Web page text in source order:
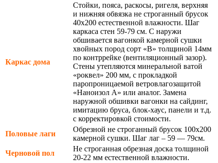
Каркас дома
Стойки, пояса, раскосы, ригеля, верхняя
и нижняя обвязка не строганный брусок
40х200 естественной влажности. Шаг
каркаса стен 59-79 см. С наружи
обшивается вагонкой камерной сушки
хвойных пород сорт «В» толщиной 14мм
по контррейке (вентиляционный зазор).
Стены утепляются минеральной ватой
«роквел» 200 мм, с прокладкой
паропроницаемой ветровлагозащитой
«Наноизол А» или аналог. Замена
наружной обшивки вагонки на сайдинг,
имитацию бруса, блок-хаус, панели и т.д.
с корректировкой стоимости.
Половые лаги
Обрезной не строганный брусок 100х200
камерной сушки. Шаг лаг – 59 — 79см.
Черновой пол
Не строганная обрезная доска толщиной
20-22 мм естественной влажности.